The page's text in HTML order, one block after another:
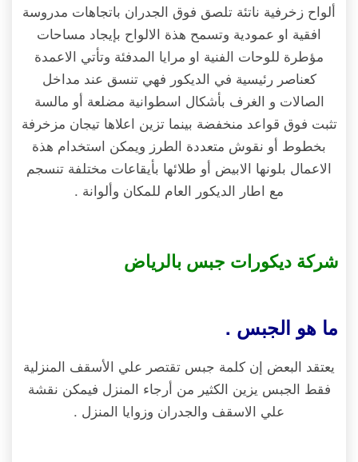
ألواح زخرفية ناتئة تلصق فوق الجدران باتجاهات مدروسة
افقية او عمودية وتسمح هذة الالواح بإيجاد مساحات
مؤطرة للوحات الفنية او مرايا المدفئة وتأتي الاعمدة
كعناصر رئيسية في الديكور فهي تنسق عند مداخل
الصالات و الغرف بأشكال اسطوانية مضلعة أو مالسة
تثبت فوق قواعد منخفضة بينما تزين اعلاها تيجان مزخرفة
بخطوط أو نقوش متعددة الطرز ويمكن استخدام هذة
الاعمال بلونها الابيض أو طلائها بأيقاعات مختلفة تنسجم
مع اطار الديكور العام للمكان وألوانة .
شركة ديكورات جبس بالرياض
ما هو الجبس .
يعتقد البعض إن كلمة جبس تقتصر علي الأسقف المنزلية
فقط الجبس يزين الكثير من أرجاء المنزل فيمكن نقشة
علي الاسقف والجدران وزوايا المنزل .